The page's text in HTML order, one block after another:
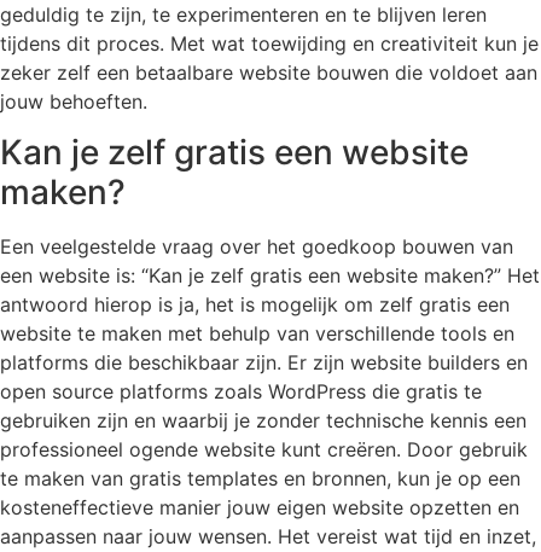
geduldig te zijn, te experimenteren en te blijven leren
tijdens dit proces. Met wat toewijding en creativiteit kun je
zeker zelf een betaalbare website bouwen die voldoet aan
jouw behoeften.
Kan je zelf gratis een website
maken?
Een veelgestelde vraag over het goedkoop bouwen van
een website is: “Kan je zelf gratis een website maken?” Het
antwoord hierop is ja, het is mogelijk om zelf gratis een
website te maken met behulp van verschillende tools en
platforms die beschikbaar zijn. Er zijn website builders en
open source platforms zoals WordPress die gratis te
gebruiken zijn en waarbij je zonder technische kennis een
professioneel ogende website kunt creëren. Door gebruik
te maken van gratis templates en bronnen, kun je op een
kosteneffectieve manier jouw eigen website opzetten en
aanpassen naar jouw wensen. Het vereist wat tijd en inzet,